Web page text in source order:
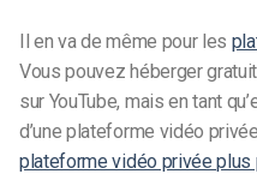
Il en va de même pour les
Vous pouvez héberger
sur YouTube, mais en tant
d’une plateforme vidéo
plateforme vidéo privée